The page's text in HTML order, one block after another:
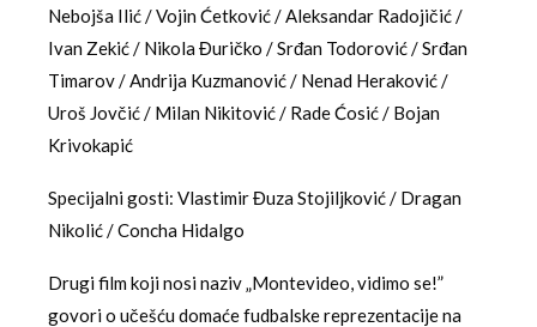
Nebojša Ilić / Vojin Ćetković / Aleksandar Radojičić /
Ivan Zekić / Nikola Đuričko / Srđan Todorović / Srđan
Timarov / Andrija Kuzmanović / Nenad Heraković /
Uroš Jovčić / Milan Nikitović / Rade Ćosić / Bojan
Krivokapić
Specijalni gosti: Vlastimir Đuza Stojiljković / Dragan
Nikolić / Concha Hidalgo
Drugi film koji nosi naziv „Montevideo, vidimo se!”
govori o učešću domaće fudbalske reprezentacije na